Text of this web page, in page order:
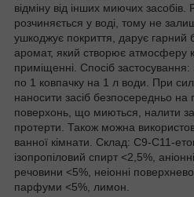
відміну від інших миючих засобів.
розчиняється у воді, тому не
ушкоджує покриття, дарує гарний
аромат, який створює атмосферу
приміщенні. Спосіб застосування:
по 1 ковпачку на 1 л води. При
наносити засіб безпосередньо на
поверхонь, що миються, налити
протерти. Також можна
ванної кімнати. Склад: С9-С11-
ізопропіловий спирт <2,5%,
речовини <5%, неіонні
парфуми <5%, лимон.